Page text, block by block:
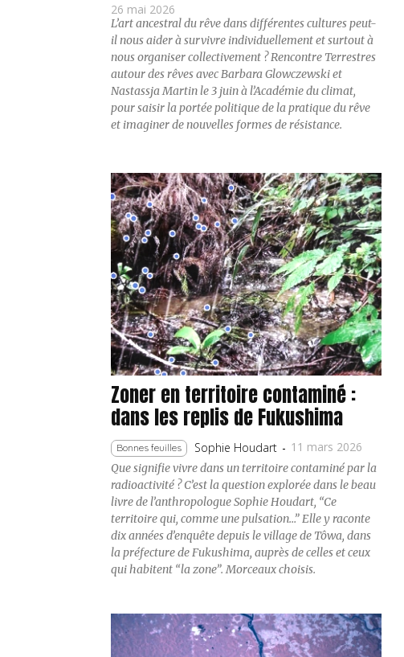
26 mai 2026
L’art ancestral du rêve dans différentes cultures peut-
il nous aider à survivre individuellement et surtout à
nous organiser collectivement ? Rencontre Terrestres
autour des rêves avec Barbara Glowczewski et
Nastassja Martin le 3 juin à l’Académie du climat,
pour saisir la portée politique de la pratique du rêve
et imaginer de nouvelles formes de résistance.
Zoner en territoire contaminé :
dans les replis de Fukushima
Bonnes feuilles Sophie Houdart - 11 mars 2026
Que signifie vivre dans un territoire contaminé par la
radioactivité ? C’est la question explorée dans le beau
livre de l’anthropologue Sophie Houdart, “Ce
territoire qui, comme une pulsation…” Elle y raconte
dix années d’enquête depuis le village de Tôwa, dans
la préfecture de Fukushima, auprès de celles et ceux
qui habitent “la zone”. Morceaux choisis.